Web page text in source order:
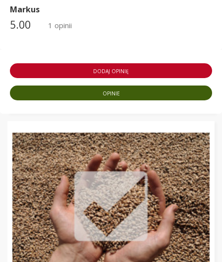
Markus
5.00 1 opinii
DODAJ OPINIĘ
OPINIE